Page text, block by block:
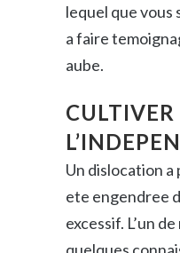
lequel que vous
a faire
aube.
CULTIVER
Un dislocation
ete engendree
excessif. L’un